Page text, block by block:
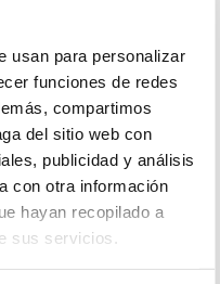
usan para personalizar
funciones de redes
compartimos
del sitio web con
publicidad y análisis
con otra información
hayan recopilado a
sus servicios.